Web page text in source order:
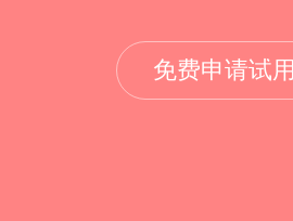
免费申请试用